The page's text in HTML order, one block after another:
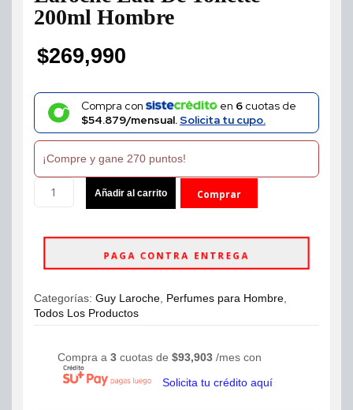
200ml Hombre
$269,990
Compra con en 6cuotas de
$54.879/mensual.Solicita tu cupo.
¡Compre y gane 270 puntos!
Drakkar
De
200ml
Hombre
Añadir al carrito Comprar
PAGA CONTRA ENTREGA
Categorías: Guy Laroche Perfumes para Hombre
Todos Los Productos
Compra a 3 cuotas de $93,903 /mes con
Solicita tu crédito aquí